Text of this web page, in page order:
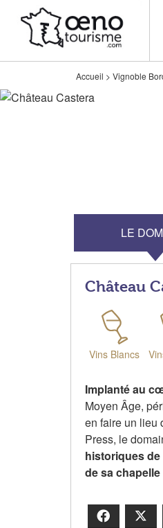
Accueil > Vignoble
LE
Château
Vins Blancs
Implanté au
Moyen Âge,
en faire un lieu
Press, le
historiques
de sa
Facebook